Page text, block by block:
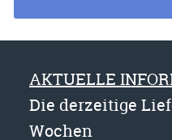
AKTUELLE
Die derzeitige
Wochen